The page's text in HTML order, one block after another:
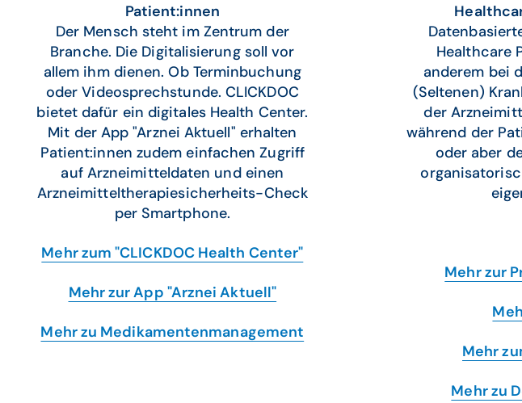
Patient:innen
Der Mensch steht im Zentrum der
Branche. Die Digitalisierung soll vor
allem ihm dienen. Ob Terminbuchung
oder Videosprechstunde. CLICKDOC
bietet dafür ein digitales Health Center.
Mit der App "Arznei Aktuell" erhalten
Patient:innen zudem einfachen Zugriff
auf Arzneimitteldaten und einen
Arzneimitteltherapiesicherheits-Check
per Smartphone.
Mehr zum "CLICKDOC Health Center"
Mehr zur App "Arznei Aktuell"
Mehr zu Medikamentenmanagement
Healthcare
anderem bei
(Seltenen)
der
während der
oder aber
Mehr zur
Mehr
Mehr zu